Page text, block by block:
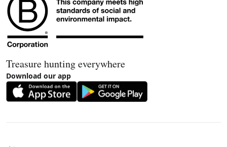
Treasure hunting everywhere
Download our app